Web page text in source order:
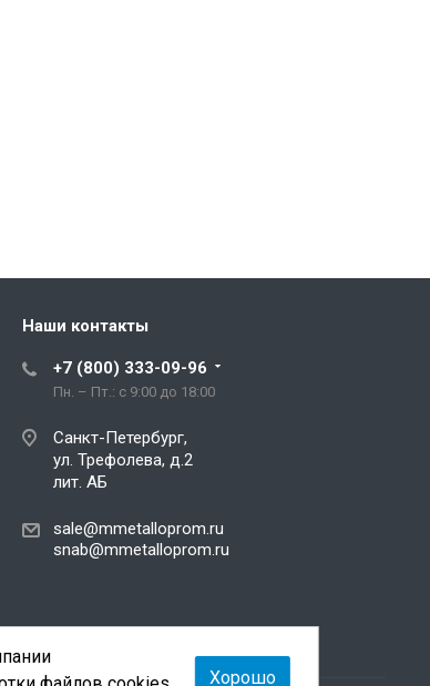
Наши контакты
+7 (800) 333-09-96
Пн. – Пт.: с 9:00 до 18:00
Санкт-Петербург,
ул. Трефолева, д.2
лит. АБ
sale@mmetalloprom.ru
snab@mmetalloprom.ru
Хорошо